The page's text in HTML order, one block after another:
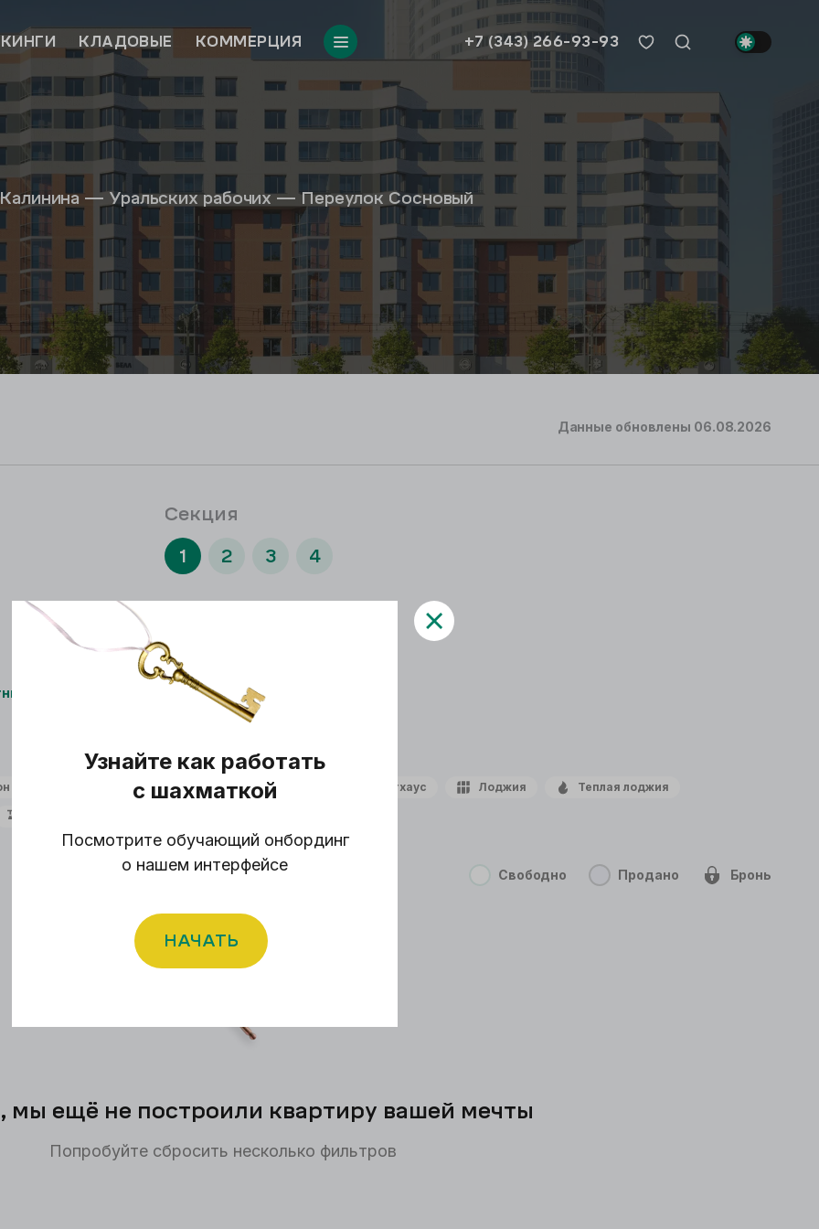
КЛАДОВЫЕ КОММЕРЦИЯ +7 (343) 266-93-93
— Уральских рабочих — Переулок Сосновый
Данные обновлены 06.08.2026
Секция
1
2 3 4
Свободная планировка Антресоли Пентхаус Лоджия Теплая лоджия
Свободно Продано Бронь
мы ещё не построили квартиру вашей мечты
Попробуйте сбросить несколько фильтров
Узнайте как работать
с шахматкой
Посмотрите обучающий онбординг
о нашем интерфейсе
НАЧАТЬ